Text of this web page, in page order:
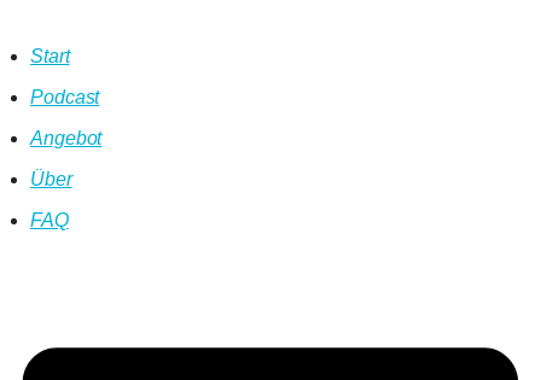
Start
Podcast
Angebot
Über
FAQ